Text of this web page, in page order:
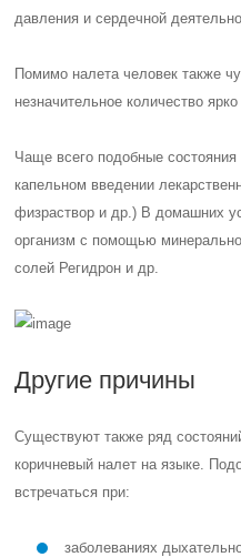
давления и сердечной
Помимо налета человек также
незначительное количество
Чаще всего подобные
капельном введении
физраствор и др.) В домашних
организм с помощью
солей Регидрон и др.
Другие причины
Существуют также ряд
коричневый налет на языке.
встречаться при:
заболеваниях